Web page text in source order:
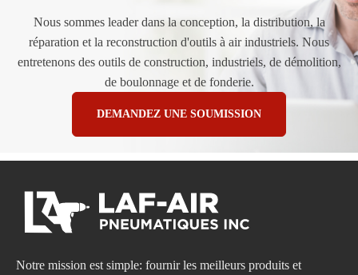
Nous sommes leader dans la conception, la distribution, la
réparation et la reconstruction d'outils à air industriels. Nous
entretenons des outils de construction, industriels, de démolition,
de boulonnage et de fonderie.
DEMANDEZ UNE SOUMISSION
Notre mission est simple: fournir les meilleurs produits et